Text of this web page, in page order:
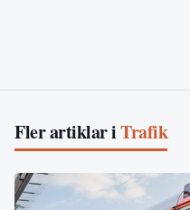
Fler artiklar iTrafik